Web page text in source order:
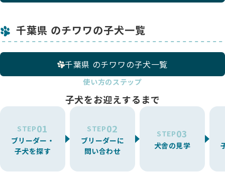
千葉県 のチワワの子犬一覧
千葉県 のチワワの子犬一覧
使い方のステップ
子犬をお迎えするまで
STEP01
ブリーダー・
子犬を探す
STEP02
ブリーダーに
問い合わせ
STEP03
犬舎の見学